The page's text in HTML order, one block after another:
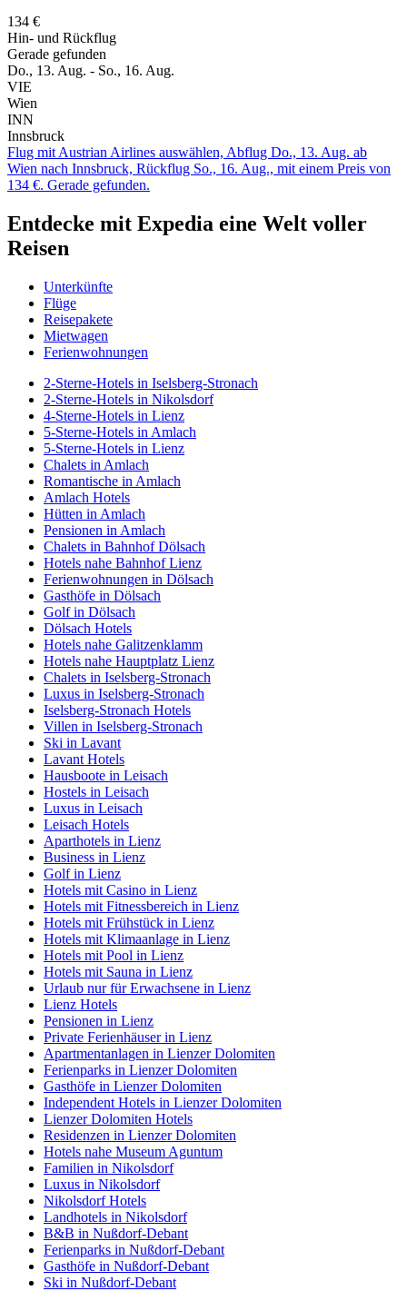
134 €
Hin- und Rückflug
Gerade gefunden
Do., 13. Aug. - So., 16. Aug.
VIE
Wien
INN
Innsbruck
Flug mit Austrian Airlines auswählen, Abflug Do., 13. Aug. ab
Wien nach Innsbruck, Rückflug So., 16. Aug., mit einem Preis von
134 €. Gerade gefunden.
Entdecke mit Expedia eine Welt voller
Reisen
Unterkünfte
Flüge
Reisepakete
Mietwagen
Ferienwohnungen
2-Sterne-Hotels in Iselsberg-Stronach
2-Sterne-Hotels in Nikolsdorf
4-Sterne-Hotels in Lienz
5-Sterne-Hotels in Amlach
5-Sterne-Hotels in Lienz
Chalets in Amlach
Romantische in Amlach
Amlach Hotels
Hütten in Amlach
Pensionen in Amlach
Chalets in Bahnhof Dölsach
Hotels nahe Bahnhof Lienz
Ferienwohnungen in Dölsach
Gasthöfe in Dölsach
Golf in Dölsach
Dölsach Hotels
Hotels nahe Galitzenklamm
Hotels nahe Hauptplatz Lienz
Chalets in Iselsberg-Stronach
Luxus in Iselsberg-Stronach
Iselsberg-Stronach Hotels
Villen in Iselsberg-Stronach
Ski in Lavant
Lavant Hotels
Hausboote in Leisach
Hostels in Leisach
Luxus in Leisach
Leisach Hotels
Aparthotels in Lienz
Business in Lienz
Golf in Lienz
Hotels mit Casino in Lienz
Hotels mit Fitnessbereich in Lienz
Hotels mit Frühstück in Lienz
Hotels mit Klimaanlage in Lienz
Hotels mit Pool in Lienz
Hotels mit Sauna in Lienz
Urlaub nur für Erwachsene in Lienz
Lienz Hotels
Pensionen in Lienz
Private Ferienhäuser in Lienz
Apartmentanlagen in Lienzer Dolomiten
Ferienparks in Lienzer Dolomiten
Gasthöfe in Lienzer Dolomiten
Independent Hotels in Lienzer Dolomiten
Lienzer Dolomiten Hotels
Residenzen in Lienzer Dolomiten
Hotels nahe Museum Aguntum
Familien in Nikolsdorf
Luxus in Nikolsdorf
Nikolsdorf Hotels
Landhotels in Nikolsdorf
B&B in Nußdorf-Debant
Ferienparks in Nußdorf-Debant
Gasthöfe in Nußdorf-Debant
Ski in Nußdorf-Debant